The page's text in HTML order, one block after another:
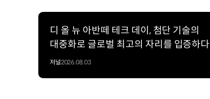
디 올 뉴 아반떼 테크 데이, 첨단 기술의
대중화로 글로벌 최고의 자리를 입증하다
저널2026.08.03